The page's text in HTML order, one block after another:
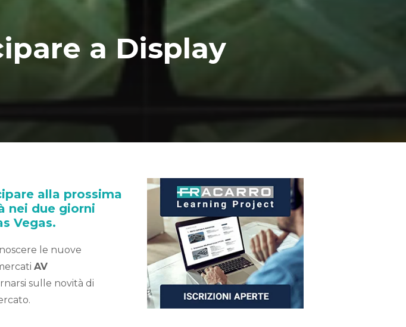
a Display
alla prossima
nei due giorni
Vegas.
le nuove
AV
sulle novità di